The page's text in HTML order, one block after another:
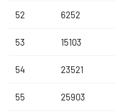
52 6252
53 15103
54 23521
55 25903